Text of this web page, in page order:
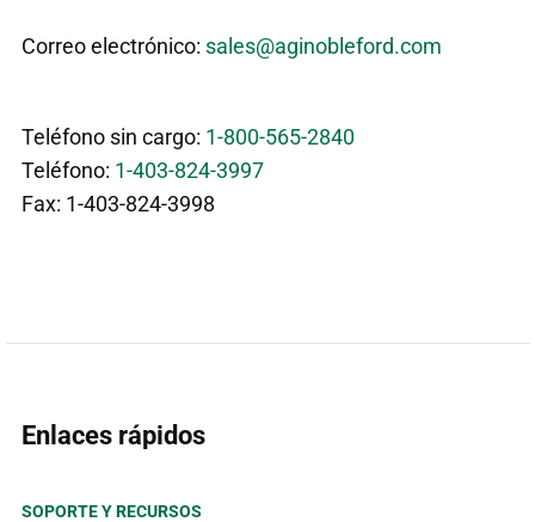
Correo electrónico: sales@aginobleford.com
Teléfono sin cargo: 1-800-565-2840
Teléfono: 1-403-824-3997
Fax: 1-403-824-3998
Enlaces rápidos
SOPORTE Y RECURSOS